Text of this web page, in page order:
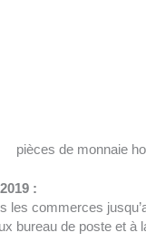
pièces de monnaie
:
les commerces
bureau de poste et